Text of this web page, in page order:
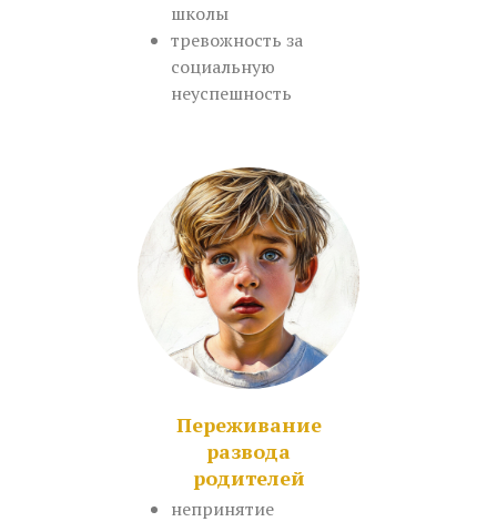
школы
тревожность за
социальную
неуспешность
Переживание
развода
родителей
непринятие